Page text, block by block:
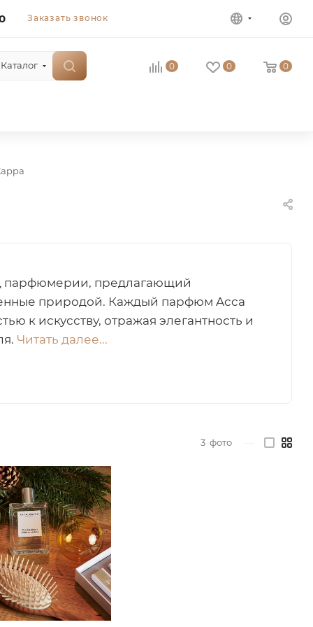
Заказать звонок
Каталог 0 0 0
парфюмерии, предлагающий
природой. Каждый парфюм Acca
к искусству, отражая элегантность и
Читать далее...
3 фото